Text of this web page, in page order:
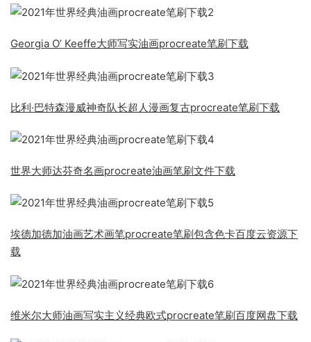
Georgia O’ Keeffe大师写实油画procreate笔刷下载
比利·巴特森漫威神奇队长超人漫画复古procreate笔刷下载
世界大师达芬奇名画procreate油画笔刷文件下载
埃德加德加油画艺术画笔procreate笔刷包含色卡百度云资源下
载
维米尔大师油画写实主义经典欧式procreate笔刷百度网盘下载